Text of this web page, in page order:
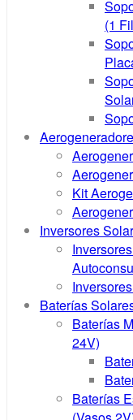
(1
Kit
Inversores
Baterías
Baterías
24V)
Baterías